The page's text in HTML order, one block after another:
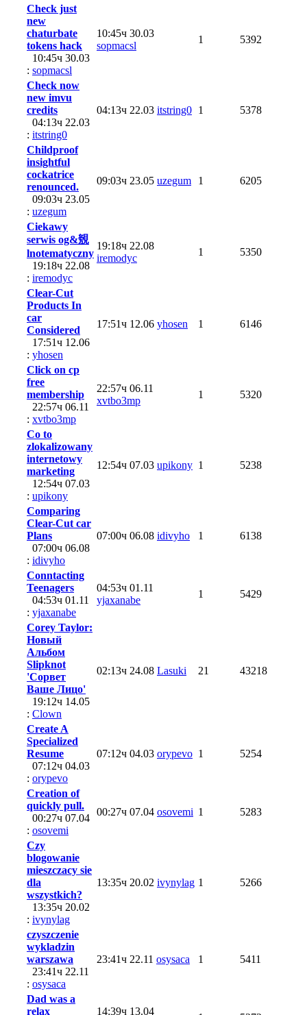
Check just
new
chaturbate
tokens hack
10:45ч 30.03
: sopmacsl
10:45ч 30.03
sopmacsl
1 5392
Check now
new imvu
credits
04:13ч 22.03
: itstring0
04:13ч 22.03 itstring0 1 5378
Childproof
insightful
cockatrice
renounced.
09:03ч 23.05
: uzegum
09:03ч 23.05 uzegum 1 6205
Ciekawy
serwis og&覫
lnotematyczny
19:18ч 22.08
: iremodyc
19:18ч 22.08
iremodyc
1 5350
Clear-Cut
Products In
car
Considered
17:51ч 12.06
: yhosen
17:51ч 12.06 yhosen 1 6146
Click on cp
free
membership
22:57ч 06.11
: xvtbo3mp
22:57ч 06.11
xvtbo3mp
1 5320
Co to
zlokalizowany
internetowy
marketing
12:54ч 07.03
: upikony
12:54ч 07.03 upikony 1 5238
Comparing
Clear-Cut car
Plans
07:00ч 06.08
: idivyho
07:00ч 06.08 idivyho 1 6138
Conntacting
Teenagers
04:53ч 01.11
: yjaxanabe
04:53ч 01.11
yjaxanabe
1 5429
Corey Taylor:
Новый
Альбом
Slipknot
'Сорвет
Ваше Лицо'
19:12ч 14.05
: Clown
02:13ч 24.08 Lasuki 21 43218
Create A
Specialized
Resume
07:12ч 04.03
: orypevo
07:12ч 04.03 orypevo 1 5254
Creation of
quickly pull.
00:27ч 07.04
: osovemi
00:27ч 07.04 osovemi 1 5283
Czy
blogowanie
mieszczacy sie
dla
wszystkich?
13:35ч 20.02
: ivynylag
13:35ч 20.02 ivynylag 1 5266
czyszczenie
wykladzin
warszawa
23:41ч 22.11
: osysaca
23:41ч 22.11 osysaca 1 5411
Dad was a
relax
14:39ч 13.04